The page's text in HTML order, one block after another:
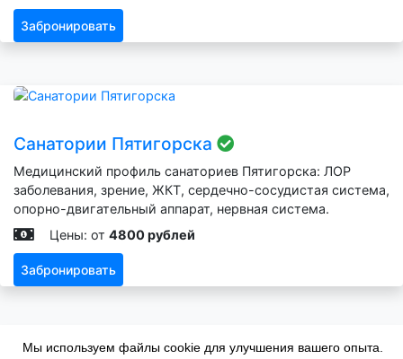
Мы используем файлы cookie для улучшения вашего опыта.
Забронировать
Санатории Пятигорска
Медицинский профиль санаториев Пятигорска: ЛОР
заболевания, зрение, ЖКТ, сердечно-сосудистая система,
опорно-двигательный аппарат, нервная система.
Цены: от 4800 рублей
Забронировать